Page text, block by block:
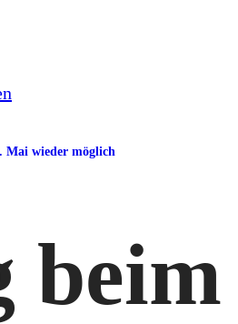
Mai wieder möglich
beim